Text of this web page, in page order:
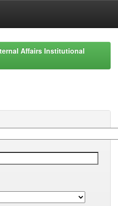
Affairs Institutional